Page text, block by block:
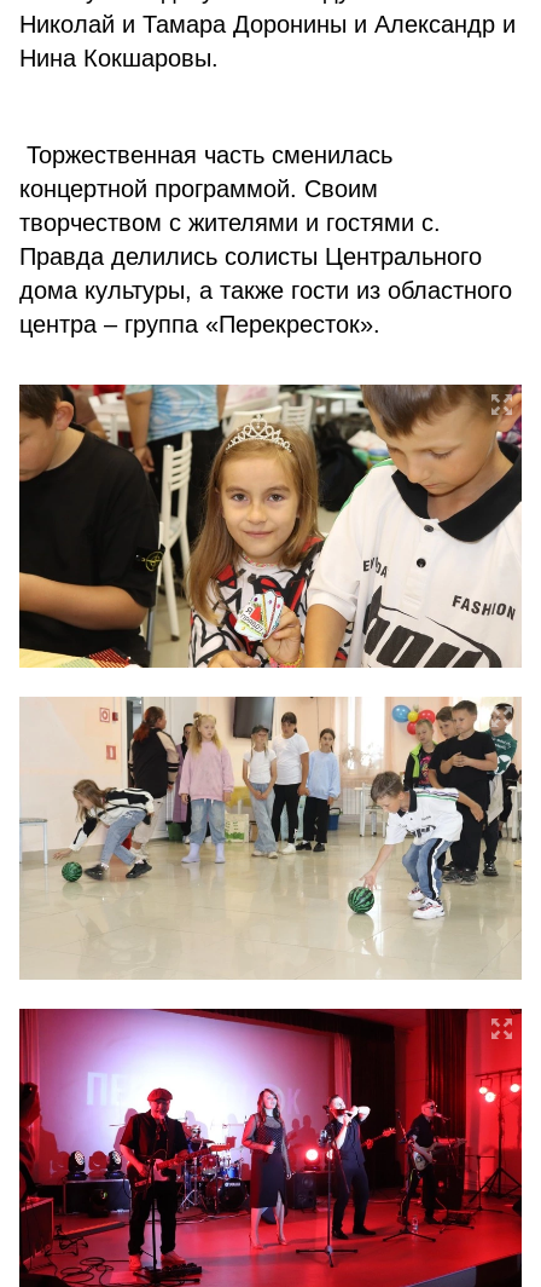
Николай и Тамара Доронины и Александр и
Нина Кокшаровы.
Торжественная часть сменилась
концертной программой. Своим
творчеством с жителями и гостями с.
Правда делились солисты Центрального
дома культуры, а также гости из областного
центра – группа «Перекресток».